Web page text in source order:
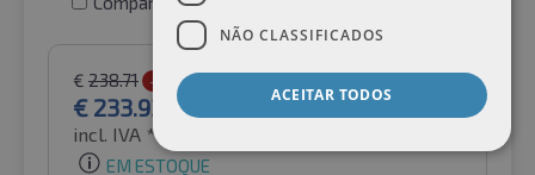
€ 238.71 -2%
€ 233.93
incl. IVA *
EM ESTOQUE
NÃO CLASSIFICADOS
ACEITAR TODOS